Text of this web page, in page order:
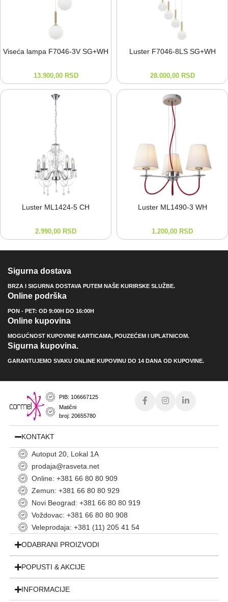
Viseća lampa F7046-⁠3V SG+WH
13.900,00 RSD
Luster F7046-⁠8LS SG+WH
28.000,00 RSD
Luster ML1424-⁠5 CH
2.990,00 RSD
Luster ML1490-⁠3 WH
1.200,00 RSD
Sigurna dostava
BRZA I SIGURNA DOSTAVA PUTEM NAŠE KURIRSKE SLUŽBE.
Online podrška
PON - PET: OD 9:00H DO 16:00H
Online kupovina
MOGUĆNOST KUPOVINE KARTICAMA, POUZEĆEM I UPLATNICOM.
Sigurna kupovina.
GARANTUJEMO SVAKU ONLINE KUPOVINU DO 14 DANA OD KUPOVINE.
PIB: 106667125
Matični
broj: 20655780
KONTAKT
Autoput 20, Lokal 1A
prodaja@rasveta.net
Online: +381 66 80 80 909
Zemun: +381 66 80 80 929
Novi Beograd: +381 66 80 80 919
Voždovac: +381 66 80 80 908
Veleprodaja: +381 (11) 205 41 54
ODABRANI PROIZVODI
POPUSTI & AKCIJE
INFORMACIJE